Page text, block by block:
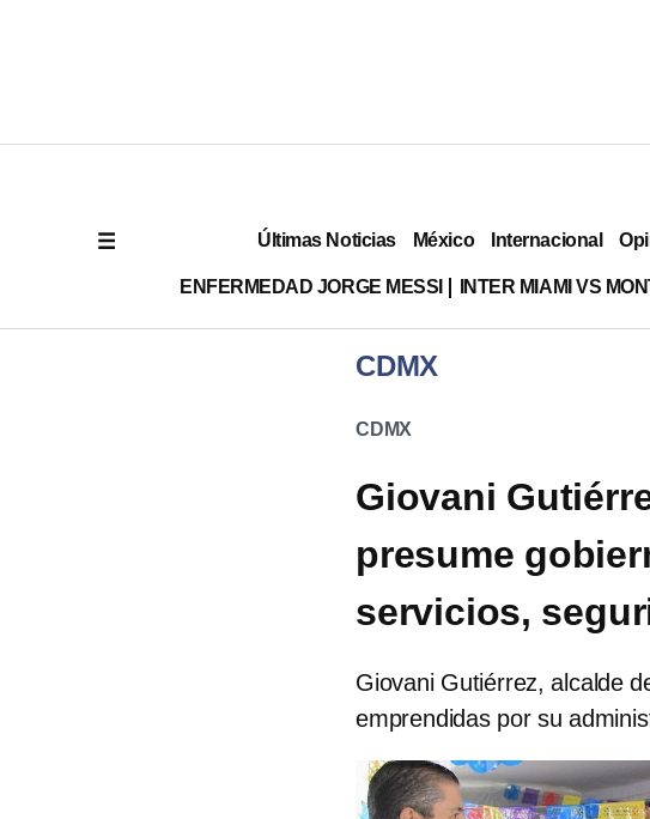
Últimas Noticias México Internacional
ENFERMEDAD JORGE MESSI INTER MIAMI VS
CDMX
CDMX
Giovani
presume
servicios,
Giovani Gutiérrez, alcalde
emprendidas por su